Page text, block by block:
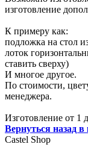
изготовление
К примеру как:
подложка на стол
лоток
ставить сверху)
И многое другое.
По стоимости,
менеджера.
Изготовление от 1
Вернуться назад в
Castel Shop